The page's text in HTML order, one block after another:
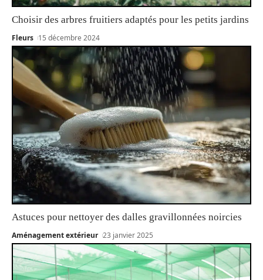
Choisir des arbres fruitiers adaptés pour les petits jardins
Fleurs 15 décembre 2024
Astuces pour nettoyer des dalles gravillonnées noircies
Aménagement extérieur 23 janvier 2025